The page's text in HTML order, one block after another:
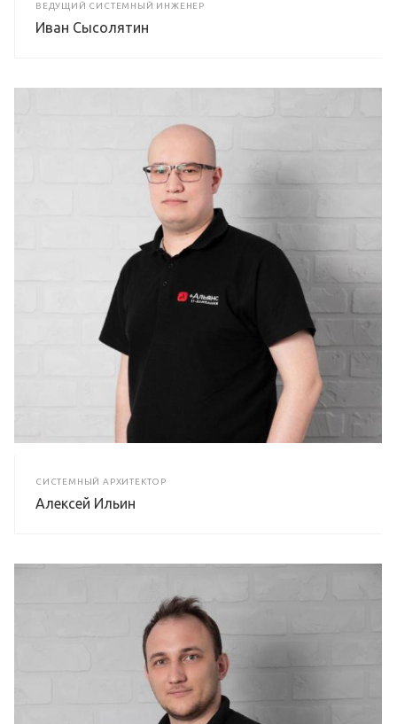
ВЕДУЩИЙ СИСТЕМНЫЙ ИНЖЕНЕР
Иван Сысолятин
СИСТЕМНЫЙ АРХИТЕКТОР
Алексей Ильин